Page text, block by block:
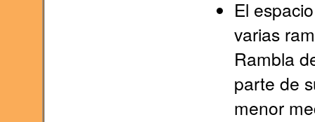
El
varias
Rambla
parte de
menor